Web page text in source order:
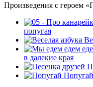
Произведения с героем
попугая
в далекие края
Попугай